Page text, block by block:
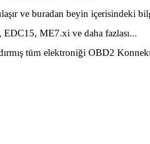
ve buradan beyin içerisindeki
ME7.xi ve daha fazlası...
tüm elektroniği OBD2